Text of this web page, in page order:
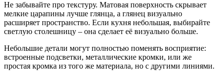
Не забывайте про текстуру. Матовая поверхность скрывает
мелкие царапины лучше глянца, а глянец визуально
расширяет пространство. Если кухня небольшая, выбирайте
светлую столешницу – она сделает её визуально больше.
Небольшие детали могут полностью поменять восприятие:
встроенные подсветки, металлические кромки, или же
простая кромка из того же материала, но с другими линиями.